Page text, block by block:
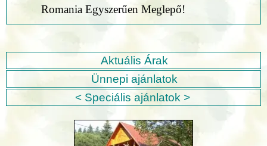
Romania Egyszerűen Meglepő!
Aktuális Árak
Ünnepi ajánlatok
< Speciális ajánlatok >